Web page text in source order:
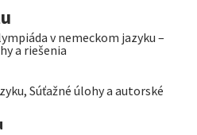
v nemeckom jazyku –
a riešenia
, Súťažné úlohy a autorské